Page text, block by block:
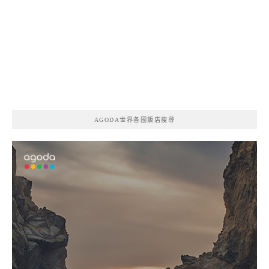
AGODA世界各國飯店搜尋